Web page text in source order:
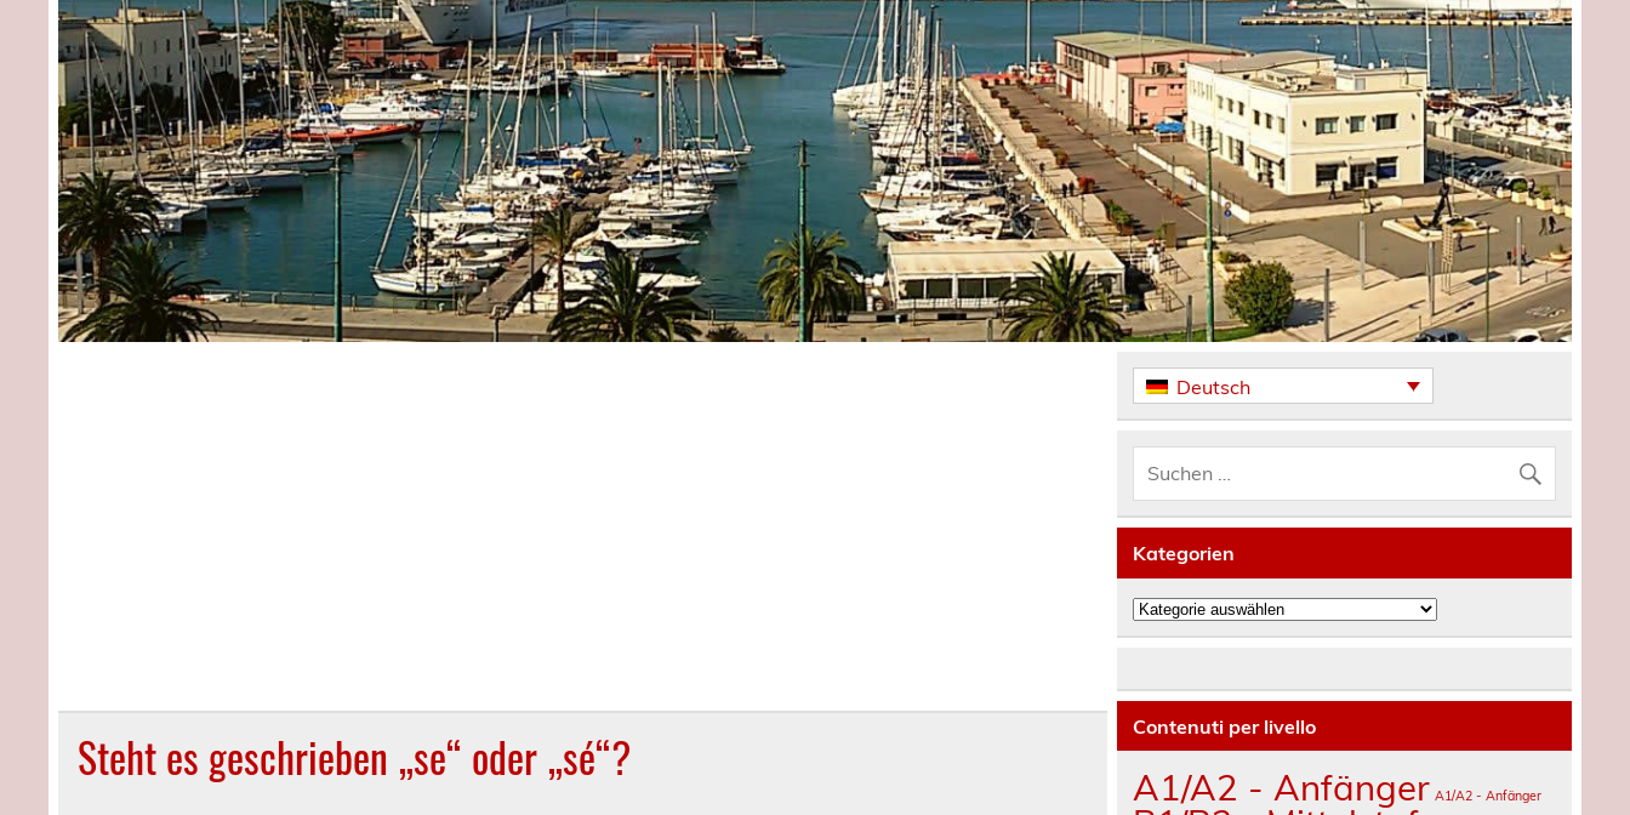
Steht es geschrieben „se“ oder „sé“?
Deutsch
Kategorien
Kategorien
Contenuti per livello
A1/A2 - Anfänger A1/A2 - Anfänger